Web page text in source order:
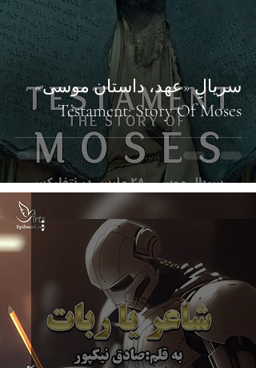
سریالِ «عهد، داستان موسی»
Testament: Story Of Moses